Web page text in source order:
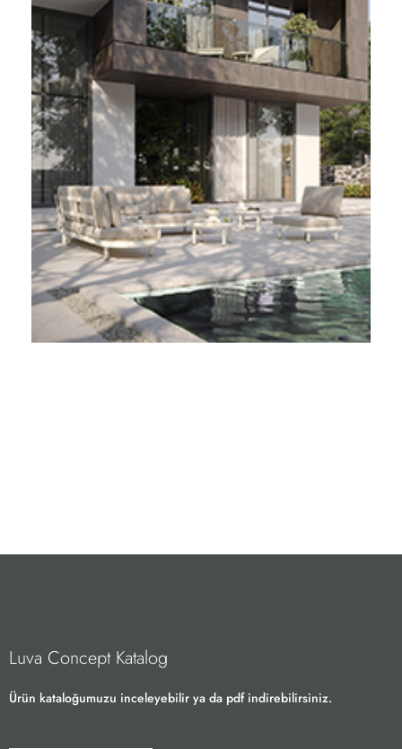
Luva Concept Katalog
Ürün kataloğumuzu inceleyebilir ya da pdf indirebilirsiniz.